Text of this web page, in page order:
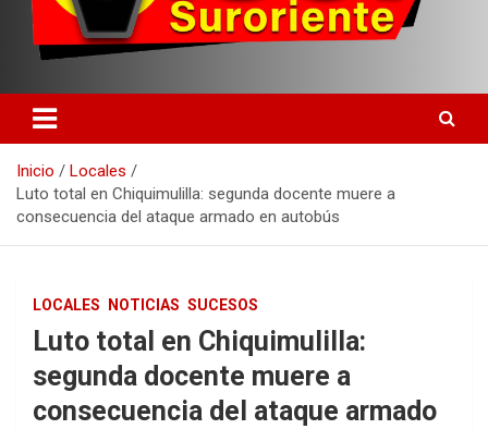
Inicio
Locales
Luto total en Chiquimulilla: segunda docente muere a
consecuencia del ataque armado en autobús
LOCALES NOTICIAS SUCESOS
Luto total en Chiquimulilla:
segunda docente muere a
consecuencia del ataque armado